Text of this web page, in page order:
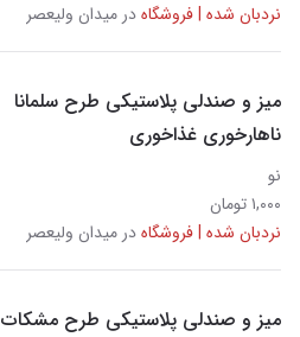
نردبان شده | فروشگاهدر میدان ولیعصر
میز و صندلی پلاستیکی طرح سلمانا
ناهارخوری غذاخوری
نو
۱,۰۰۰ تومان
نردبان شده | فروشگاهدر میدان ولیعصر
میز و صندلی پلاستیکی طرح مشکات